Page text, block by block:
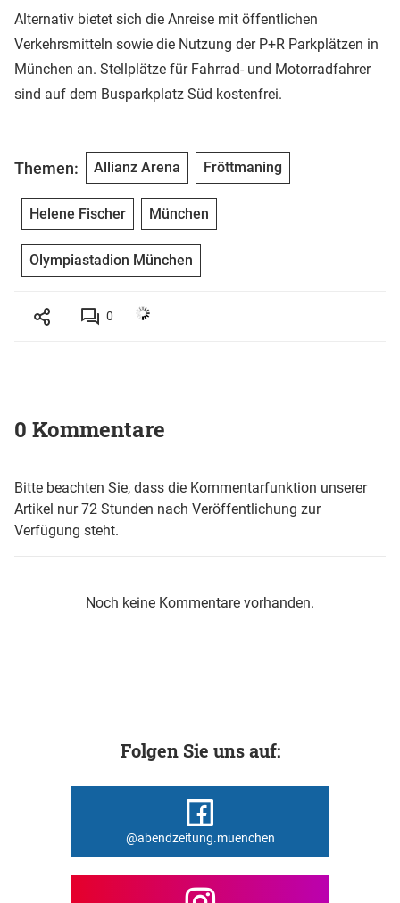
Alternativ bietet sich die Anreise mit öffentlichen
Verkehrsmitteln sowie die Nutzung der P+R Parkplätzen in
München an. Stellplätze für Fahrrad- und Motorradfahrer
sind auf dem Busparkplatz Süd kostenfrei.
Themen: Allianz Arena Fröttmaning
Helene Fischer München
Olympiastadion München
0
0 Kommentare
Bitte beachten Sie, dass die Kommentarfunktion unserer
Artikel nur 72 Stunden nach Veröffentlichung zur
Verfügung steht.
Noch keine Kommentare vorhanden.
Folgen Sie uns auf:
@abendzeitung.muenchen